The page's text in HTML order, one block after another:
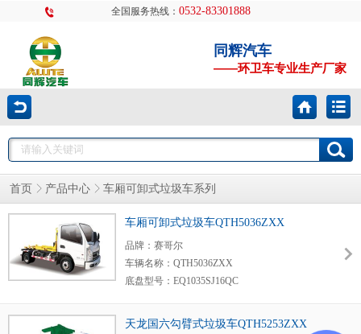
全国服务热线： 0532-83301888
同辉汽车
——环卫车专业生产厂家
首页 产品中心 车厢可卸式垃圾车系列
车厢可卸式垃圾车QTH5036ZXX
品牌：赛哥尔
车辆名称：QTH5036ZXX
底盘型号：EQ1035SJ16QC
天龙国六勾臂式垃圾车QTH5253ZXX